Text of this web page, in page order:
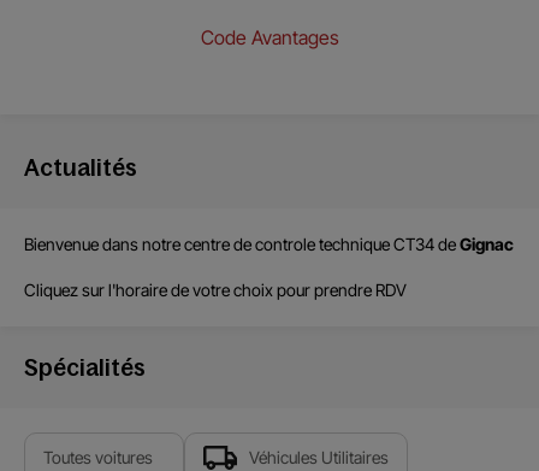
Code Avantages
Actualités
Bienvenue dans notre centre decontrole technique CT34deGignac
Cliquez sur l'horaire de votre choix pour prendre RDV
Spécialités
Toutes voitures Véhicules Utilitaires